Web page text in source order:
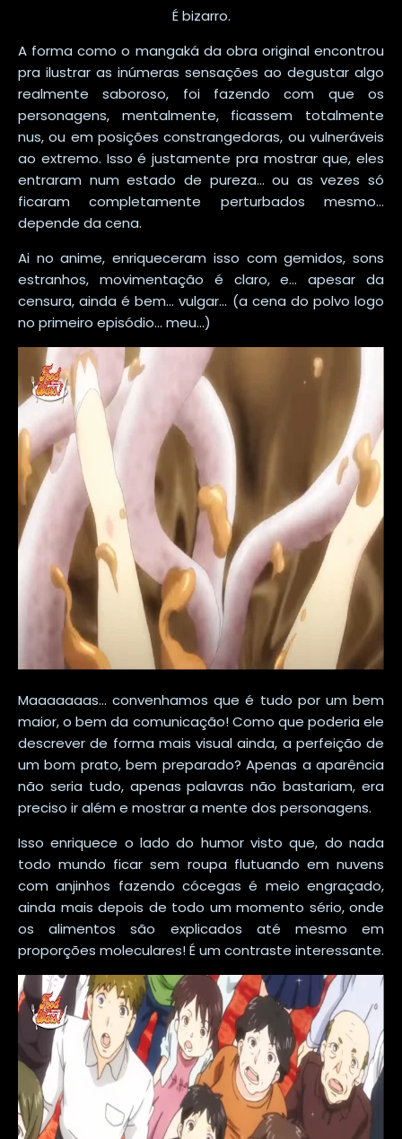
É bizarro.
A forma como o mangaká da obra original encontrou
pra ilustrar as inúmeras sensações ao degustar algo
realmente saboroso, foi fazendo com que os
personagens, mentalmente, ficassem totalmente
nus, ou em posições constrangedoras, ou vulneráveis
ao extremo. Isso é justamente pra mostrar que, eles
entraram num estado de pureza... ou as vezes só
ficaram completamente perturbados mesmo...
depende da cena.
Ai no anime, enriqueceram isso com gemidos, sons
estranhos, movimentação é claro, e... apesar da
censura, ainda é bem... vulgar... (a cena do polvo logo
no primeiro episódio... meu...)
Maaaaaaas... convenhamos que é tudo por um bem
maior, o bem da comunicação! Como que poderia ele
descrever de forma mais visual ainda, a perfeição de
um bom prato, bem preparado? Apenas a aparência
não seria tudo, apenas palavras não bastariam, era
preciso ir além e mostrar a mente dos personagens.
Isso enriquece o lado do humor visto que, do nada
todo mundo ficar sem roupa flutuando em nuvens
com anjinhos fazendo cócegas é meio engraçado,
ainda mais depois de todo um momento sério, onde
os alimentos são explicados até mesmo em
proporções moleculares! É um contraste interessante.